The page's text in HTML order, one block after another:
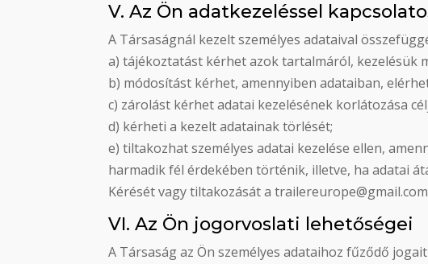
V. Az Ön adatkezeléssel
​A Társaságnál kezelt személyes adataival
a) tájékoztatást kérhet azok tartalmáról, kezelésük
b) módosítást kérhet, amennyiben adataiban,
c) zárolást kérhet adatai kezelésének korlátozása
d) kérheti a kezelt adatainak törlését;
e) tiltakozhat személyes adatai kezelése ellen,
harmadik fél érdekében történik, illetve, ha adatai
Kérését vagy tiltakozását a
VI. Az Ön jogorvoslati lehetőségei
A Társaság az Ön személyes adataihoz fűződő